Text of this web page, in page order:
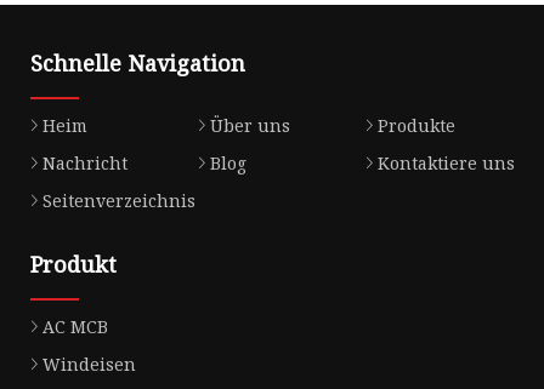
Schnelle Navigation
Heim Über uns
Produkte
Nachricht
Blog
Kontaktiere uns
Seitenverzeichnis
Produkt
AC MCB
Windeisen